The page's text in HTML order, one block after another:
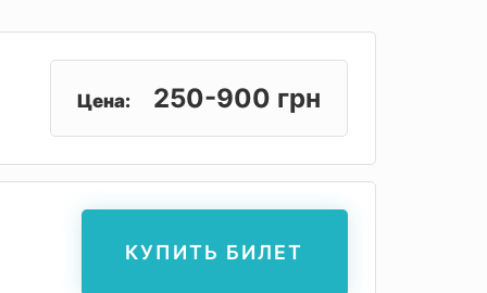
Цена: 250-900 грн
КУПИТЬ БИЛЕТ